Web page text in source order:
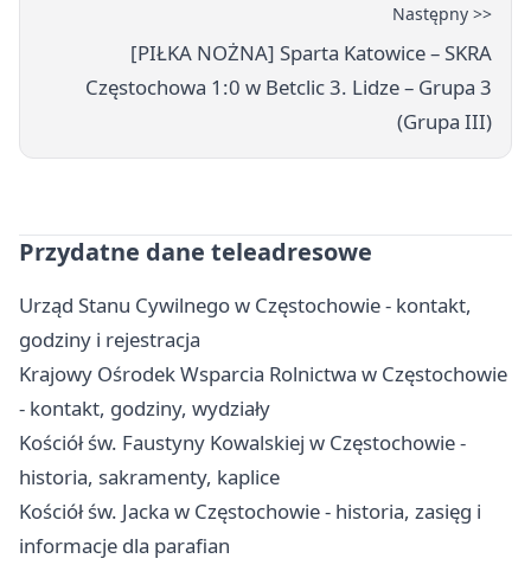
Następny >>
[PIŁKA NOŻNA] Sparta Katowice – SKRA
Częstochowa 1:0 w Betclic 3. Lidze – Grupa 3
(Grupa III)
Przydatne dane teleadresowe
Urząd Stanu Cywilnego w Częstochowie - kontakt,
godziny i rejestracja
Krajowy Ośrodek Wsparcia Rolnictwa w Częstochowie
- kontakt, godziny, wydziały
Kościół św. Faustyny Kowalskiej w Częstochowie -
historia, sakramenty, kaplice
Kościół św. Jacka w Częstochowie - historia, zasięg i
informacje dla parafian